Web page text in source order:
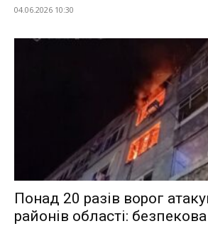
04.06.2026 10:30
Понад 20 разів ворог
районів області: